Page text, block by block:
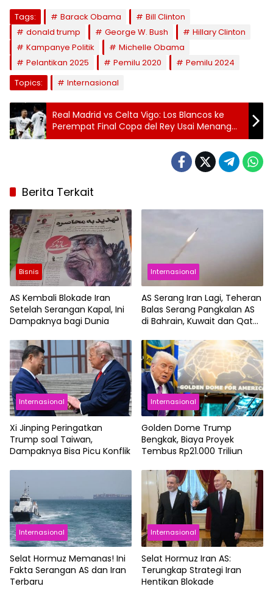
Tags: Barack Obama
Bill Clinton
donald trump
George W. Bush
Hillary Clinton
Kampanye Politik
Michelle Obama
Pelantikan 2025
Pemilu 2020
Pemilu 2024
Topics:
Internasional
Real Madrid vs Celta Vigo: Los Blancos ke
Perempat Final Copa del Rey Usai Menang
Dramatis di Injury Time
Berita Terkait
Bisnis
AS Kembali Blokade Iran
Setelah Serangan Kapal, Ini
Dampaknya bagi Dunia
Internasional
AS Serang Iran Lagi, Teheran
Balas Serang Pangkalan AS
di Bahrain, Kuwait dan Qatar,
Internasional
Xi Jinping Peringatkan
Trump soal Taiwan,
Dampaknya Bisa Picu Konflik
Internasional
Golden Dome Trump
Bengkak, Biaya Proyek
Tembus Rp21.000 Triliun
Internasional
Selat Hormuz Memanas! Ini
Fakta Serangan AS dan Iran
Terbaru
Internasional
Selat Hormuz Iran AS:
Terungkap Strategi Iran
Hentikan Blokade